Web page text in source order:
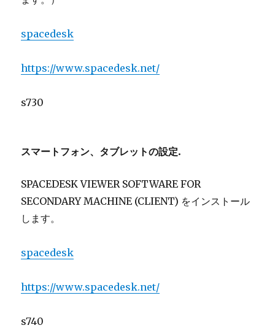
spacedesk
https://www.spacedesk.net/
s730
スマートフォン、タブレットの設定.
SPACEDESK VIEWER SOFTWARE FOR
SECONDARY MACHINE (CLIENT) をインストール
します。
spacedesk
https://www.spacedesk.net/
s740